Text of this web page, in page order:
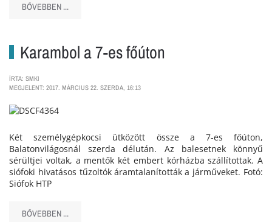
BŐVEBBEN ...
Karambol a 7-es főúton
ÍRTA: SMKI
MEGJELENT: 2017. MÁRCIUS 22. SZERDA, 16:13
Két személygépkocsi ütközött össze a 7-es főúton,
Balatonvilágosnál szerda délután. Az balesetnek könnyű
sérültjei voltak, a mentők két embert kórházba szállítottak. A
siófoki hivatásos tűzoltók áramtalanították a járműveket. Fotó:
Siófok HTP
BŐVEBBEN ...